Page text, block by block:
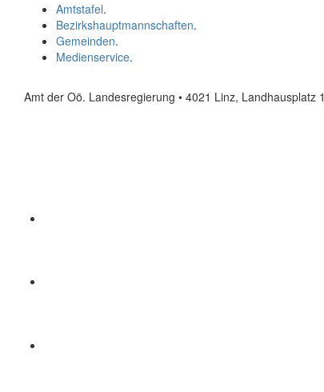
Amtstafel.
Bezirkshauptmannschaften.
Gemeinden.
Medienservice.
Amt der Oö. Landesregierung • 4021 Linz, Landhausplatz 1